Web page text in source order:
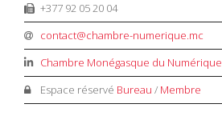
+377 92 05 20 04
contact@chambre-numerique.mc
Chambre Monégasque du Numérique
Espace réservé Bureau / Membre